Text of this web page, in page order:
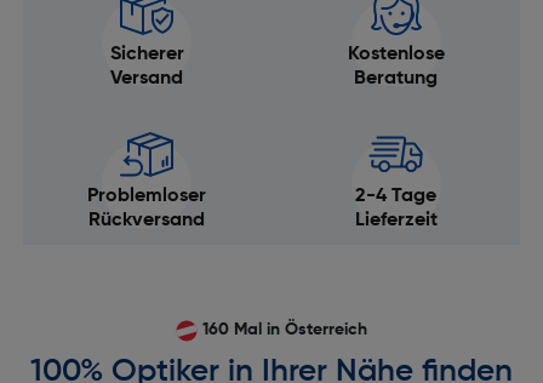
Sicherer
Versand
Kostenlose
Beratung
Problemloser
Rückversand
2-4 Tage
Lieferzeit
160 Mal in Österreich
100% Optiker in Ihrer Nähe finden